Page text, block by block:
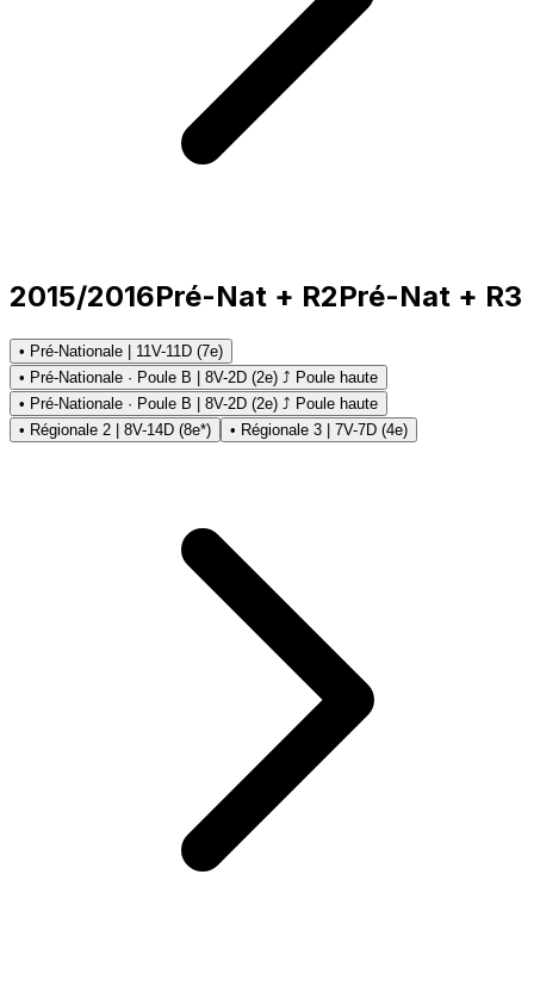
2015/2016Pré-Nat + R2Pré-Nat + R3
• Pré-Nationale | 11V-11D (7e)
• Pré-Nationale · Poule B | 8V-2D (2e) ⤴ Poule haute
• Pré-Nationale · Poule B | 8V-2D (2e) ⤴ Poule haute
• Régionale 2 | 8V-14D (8e*)
• Régionale 3 | 7V-7D (4e)